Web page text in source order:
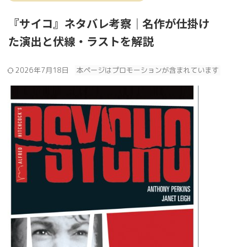
『サイコ』ネタバレ考察｜名作が仕掛け
た演出と伏線・ラストを解説
2026年7月18日 本ページはプロモーションが含まれています